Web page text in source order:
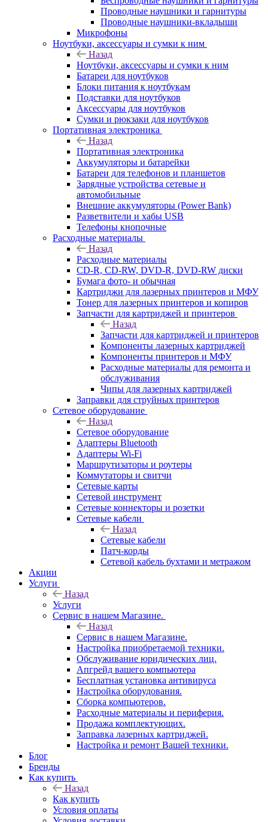
Проводные наушники и гарнитуры
Проводные наушники-вкладыши
Микрофоны
Ноутбуки, аксессуары и сумки к ним
Назад
Ноутбуки, аксессуары и сумки к ним
Батареи для ноутбуков
Блоки питания к ноутбукам
Подставки для ноутбуков
Аксессуары для ноутбуков
Сумки и рюкзаки для ноутбуков
Портативная электроника
Назад
Портативная электроника
Аккумуляторы и батарейки
Батареи для телефонов и планшетов
Зарядные устройства сетевые и
автомобильные
Внешние аккумуляторы (Power Bank)
Разветвители и хабы USB
Телефоны кнопочные
Расходные материалы
Назад
Расходные материалы
CD-R, CD-RW, DVD-R, DVD-RW диски
Бумага фото- и обычная
Картриджи для лазерных принтеров и МФУ
Тонер для лазерных принтеров и копиров
Запчасти для картриджей и принтеров
Назад
Запчасти для картриджей и принтеров
Компоненты лазерных картриджей
Компоненты принтеров и МФУ
Расходные материалы для ремонта и
обслуживания
Чипы для лазерных картриджей
Заправки для струйных принтеров
Сетевое оборудование
Назад
Сетевое оборудование
Адаптеры Bluetooth
Адаптеры Wi-Fi
Маршрутизаторы и роутеры
Коммутаторы и свитчи
Сетевые карты
Сетевой инструмент
Сетевые коннекторы и розетки
Сетевые кабели
Назад
Сетевые кабели
Патч-корды
Сетевой кабель бухтами и метражом
Акции
Услуги
Назад
Услуги
Сервис в нашем Магазине.
Назад
Сервис в нашем Магазине.
Настройка приобретаемой техники.
Обслуживание юридических лиц.
Апгрейд вашего компьютера
Бесплатная установка антивируса
Настройка оборудования.
Сборка компьютеров.
Расходные материалы и периферия.
Продажа комплектующих.
Заправка лазерных картриджей.
Настройка и ремонт Вашей техники.
Блог
Бренды
Как купить
Назад
Как купить
Условия оплаты